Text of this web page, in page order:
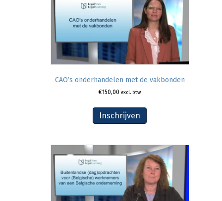
CAO’s onderhandelen met de vakbonden
€150,00 excl. btw
Inschrijven